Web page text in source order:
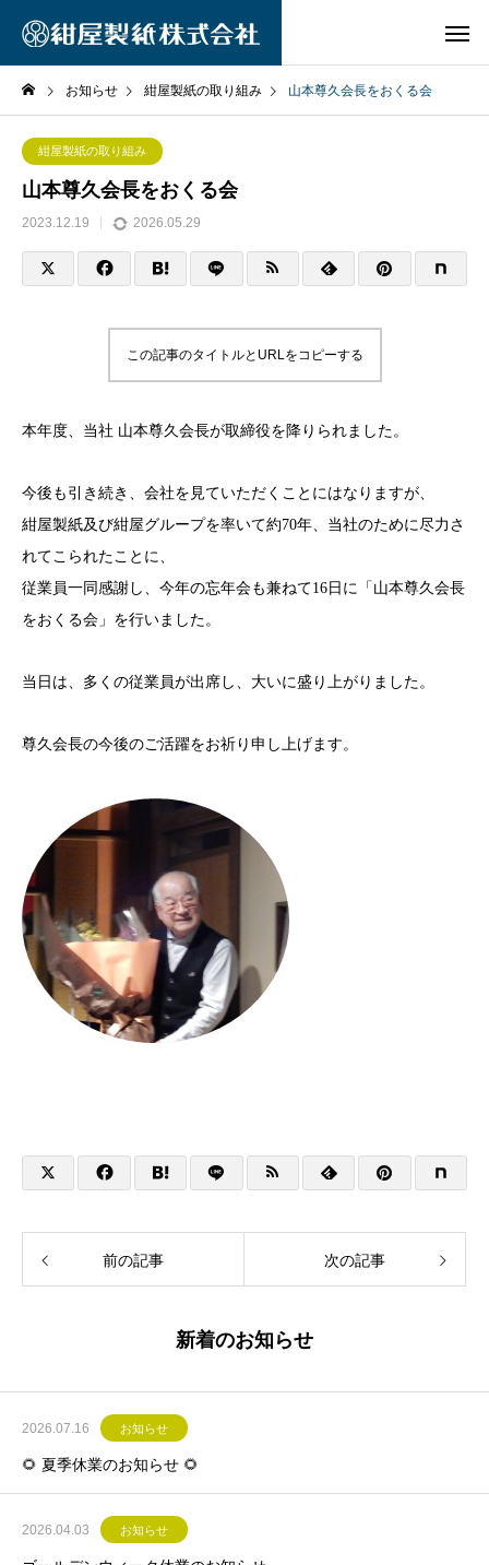
お知らせ 紺屋製紙の取り組み 山本尊久会長をおくる会
紺屋製紙の取り組み
山本尊久会長をおくる会
2023.12.19 2026.05.29
この記事のタイトルとURLをコピーする
本年度、当社 山本尊久会長が取締役を降りられました。
今後も引き続き、会社を見ていただくことにはなりますが、
紺屋製紙及び紺屋グループを率いて約70年、当社のために尽力さ
れてこられたことに、
従業員一同感謝し、今年の忘年会も兼ねて16日に「山本尊久会長
をおくる会」を行いました。
当日は、多くの従業員が出席し、大いに盛り上がりました。
尊久会長の今後のご活躍をお祈り申し上げます。
前の記事 次の記事
新着のお知らせ
2026.07.16 お知らせ
🌻 夏季休業のお知らせ 🌻
2026.04.03 お知らせ